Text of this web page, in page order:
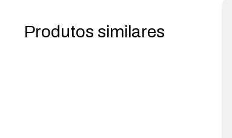
Produtos similares